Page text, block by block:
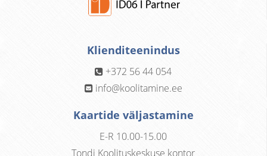
Klienditeenindus
+372 56 44 054
info@koolitamine.ee
Kaartide väljastamine
E-R 10.00-15.00
Tondi Koolituskeskuse kontor